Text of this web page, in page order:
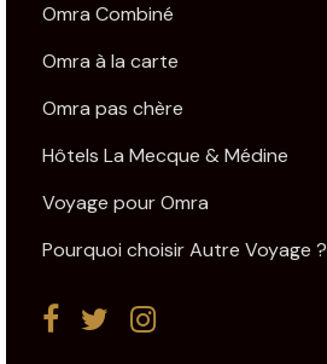
Omra Combiné
Omra à la carte
Omra pas chère
Hôtels La Mecque & Médine
Voyage pour Omra
Pourquoi choisir Autre Voyage ?